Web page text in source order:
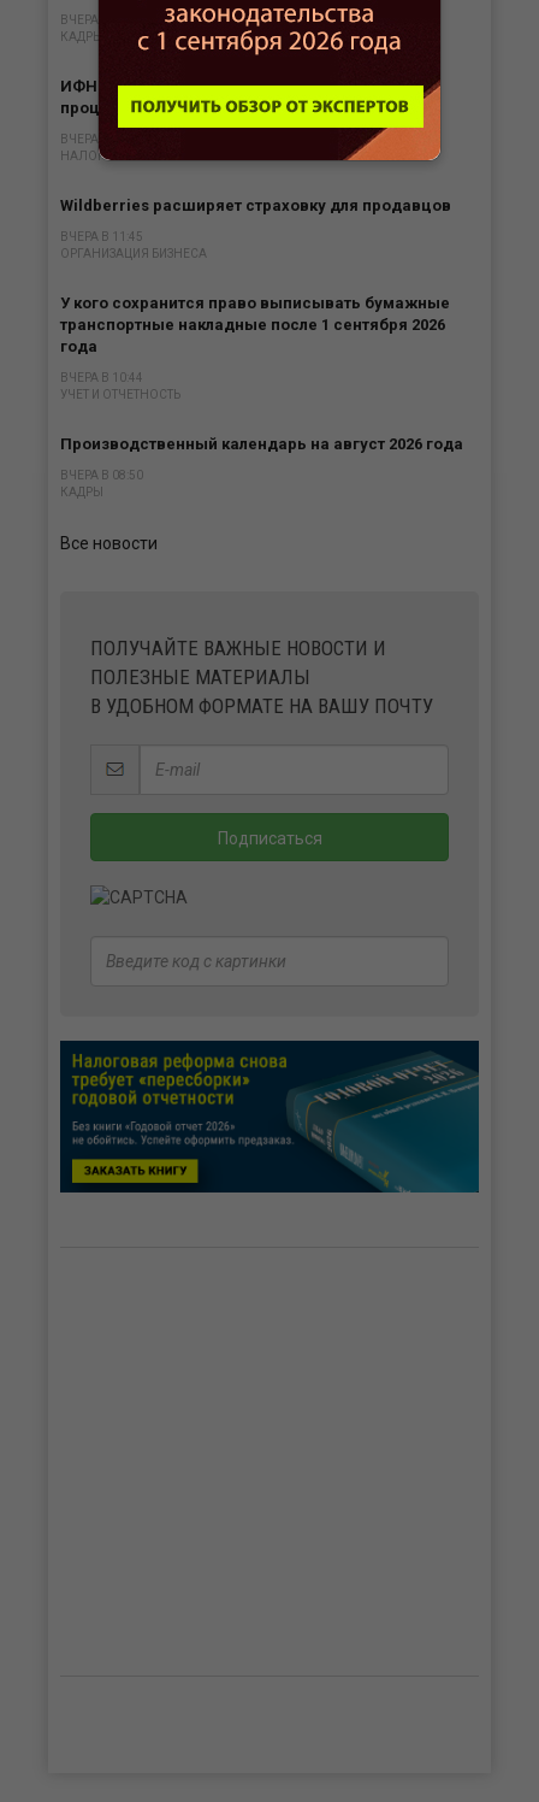
ВЧЕРА В 14:48
КАДРЫ
ИФНС обязана вернуть переплату налога с
процентами в любом случае
ВЧЕРА В 13:47
НАЛОГИ
Wildberries расширяет страховку для продавцов
ВЧЕРА В 11:45
ОРГАНИЗАЦИЯ БИЗНЕСА
У кого сохранится право выписывать бумажные
транспортные накладные после 1 сентября 2026
года
ВЧЕРА В 10:44
УЧЕТ И ОТЧЕТНОСТЬ
Производственный календарь на август 2026 года
ВЧЕРА В 08:50
КАДРЫ
Все новости
ПОЛУЧАЙТЕ ВАЖНЫЕ НОВОСТИ И
ПОЛЕЗНЫЕ МАТЕРИАЛЫ
В УДОБНОМ ФОРМАТЕ НА ВАШУ ПОЧТУ